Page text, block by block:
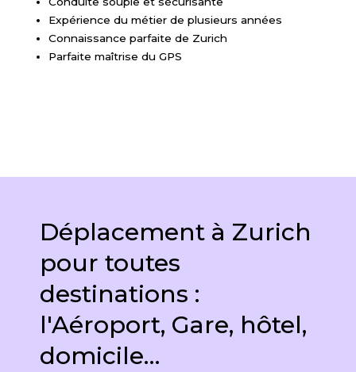
Expérience du métier de plusieurs années
Connaissance parfaite de Zurich
Parfaite maîtrise du GPS
Déplacement à Zurich
pour toutes
destinations :
l'Aéroport, Gare, hôtel,
domicile…